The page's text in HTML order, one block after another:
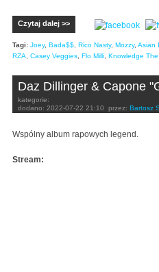
Czytaj dalej >>
Tagi: Joey, Bada$$, Rico Nasty, Mozzy, Asian
RZA, Casey Veggies, Flo Milli, Knowledge
Daz Dillinger & Capone
kategorie:
dodano: 2022-07-22 21:10 przez: Bartosz
Wspólny album rapowych legend.
Stream: